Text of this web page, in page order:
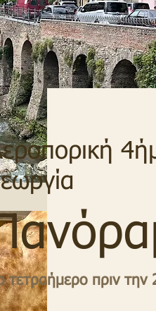
τετραήμερο πριν